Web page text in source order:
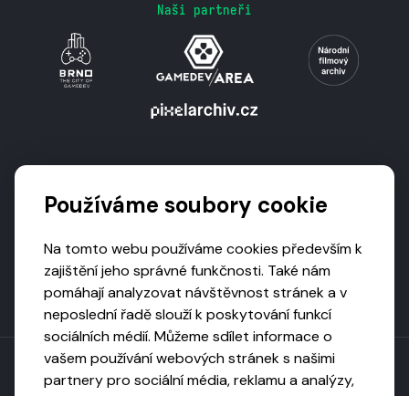
Naši partneři
Používáme soubory cookie
Na tomto webu používáme cookies především k
zajištění jeho správné funkčnosti. Také nám
pomáhají analyzovat návštěvnost stránek a v
neposlední řadě slouží k poskytování funkcí
sociálních médií. Můžeme sdílet informace o
vašem používání webových stránek s našimi
partnery pro sociální média, reklamu a analýzy,